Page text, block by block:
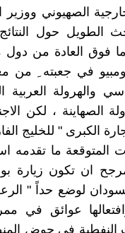
الصهيوني
الطويل حول النتائج
ما فوق العادة من
في جعبته ِ من
والهرولة
الصهاينة ، لكن
الكبرى " للخليج
المتوقعة ما تقدمه
ان تكون زيارة
لوضع حداً "
عوائق في
النفطية في حوض